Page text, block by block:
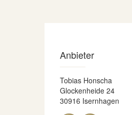
Anbieter
Tobias Honscha
Glockenheide 24
30916 Isernhagen